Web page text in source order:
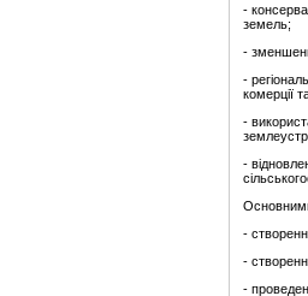
-
земель;
-
-
комерції
-
-
-
-
-